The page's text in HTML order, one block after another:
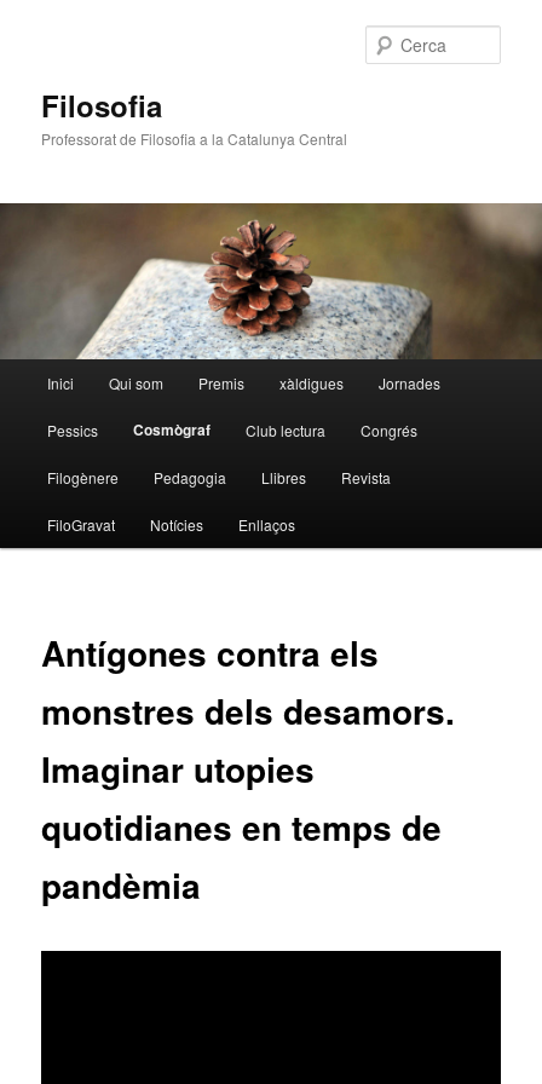
Filosofia
Professorat de Filosofia a la Catalunya Central
principal
Aneu
al
contingut
Inici Qui som Premis xàldigues Jornades
Pessics Cosmògraf Club lectura Congrés
Filogènere Pedagogia Llibres Revista
FiloGravat Notícies Enllaços
Antígones contra els
monstres dels desamors.
Imaginar utopies
quotidianes en temps de
pandèmia